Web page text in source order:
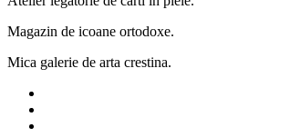
Magazin de icoane ortodoxe.
Mica galerie de arta crestina.